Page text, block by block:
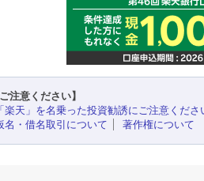
ご注意ください】
「楽天」を名乗った投資勧誘にご注意くださ
名・借名取引について
著作権について